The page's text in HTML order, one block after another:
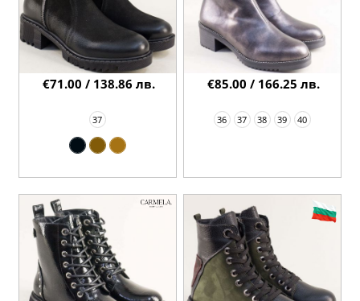
37
€71.00 / 138.86 лв.
36 37 38 39 40
€85.00 / 166.25 лв.